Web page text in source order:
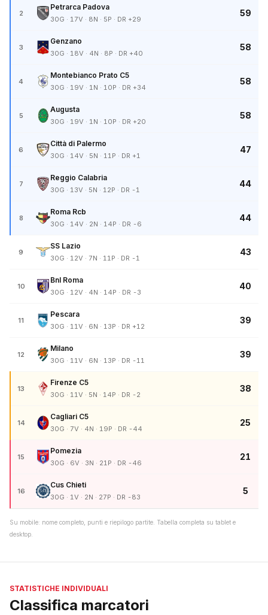
2
Petrarca Padova
30G · 17V · 8N · 5P · DR +29
59
3
Genzano
30G · 18V · 4N · 8P · DR +40
58
4
Montebianco Prato C5
30G · 19V · 1N · 10P · DR +34
58
5
Augusta
30G · 19V · 1N · 10P · DR +20
58
6
Città di Palermo
30G · 14V · 5N · 11P · DR +1
47
7
Reggio Calabria
30G · 13V · 5N · 12P · DR -1
44
8
Roma Rcb
30G · 14V · 2N · 14P · DR -6
44
9
SS Lazio
30G · 12V · 7N · 11P · DR -1
43
10
Bnl Roma
30G · 12V · 4N · 14P · DR -3
40
11
Pescara
30G · 11V · 6N · 13P · DR +12
39
12
Milano
30G · 11V · 6N · 13P · DR -11
39
13
Firenze C5
30G · 11V · 5N · 14P · DR -2
38
14
Cagliari C5
30G · 7V · 4N · 19P · DR -44
25
15
Pomezia
30G · 6V · 3N · 21P · DR -46
21
16
Cus Chieti
30G · 1V · 2N · 27P · DR -83
5
Su mobile: nome completo, punti e riepilogo partite. Tabella completa su tablet e
desktop.
STATISTICHE INDIVIDUALI
Classifica marcatori